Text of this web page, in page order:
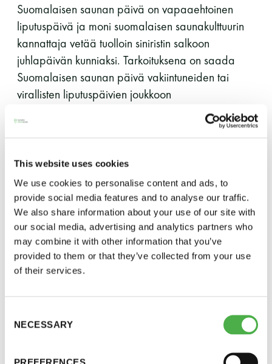
This website uses cookies
We use cookies to personalise content and ads, to
provide social media features and to analyse our traffic.
We also share information about your use of our site with
our social media, advertising and analytics partners who
may combine it with other information that you’ve
provided to them or that they’ve collected from your use
of their services.
Selection
NECESSARY
PREFERENCES
-Naisten päivät ovat maanantai ja
torstai
-Miesten päivät tiistai, keskiviikko,
perjantai ja lauantai
jaettu lauantai
Hinnasto
25 €
6 €
Suomalaisen saunan päivä on vapaaehtoinen
liputuspäivä ja moni suomalaisen saunakulttuurin
kannattaja vetää tuolloin siniristin salkoon
juhlapäivän kunniaksi. Tarkoituksena on saada
Suomalaisen saunan päivä vakiintuneiden tai
virallisten liputuspäivien joukkoon
Kansainvälinen Savusaunaklubi on vuosittain
Tänä vuonna se tapahtuu Jämsän saunakylällä klo
15:30.
Ruotsin kuningas Maunu Birgerinpoika eli Maunu
Ladonlukko julisti hallituskautenaan 1275–1290
saunarauhan. Alkuperäistä tekstiä ei ole löytynyt,
mutta Kansainvälisen Savusaunaklubin perustaja
Eero Välikangas teki siitä mukaelman nykyihmisille
”Tänäkin vuonna itse kullakin olkoon oikeus saunoa